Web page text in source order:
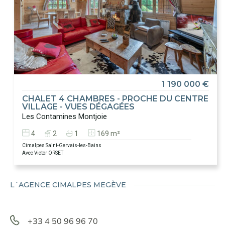
1 190 000 €
CHALET 4 CHAMBRES - PROCHE DU CENTRE
VILLAGE - VUES DÉGAGÉES
Les Contamines Montjoie
4 2 1 169 m²
Cimalpes Saint-Gervais-les-Bains
Avec Victor ORSET
L´AGENCE CIMALPES MEGÈVE
+33 4 50 96 96 70